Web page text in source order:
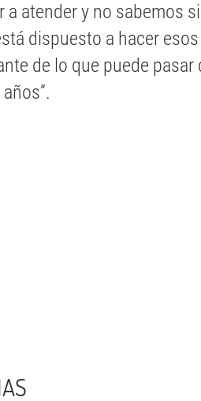
a atender y no sabemos
dispuesto a hacer
de lo que puede pasar